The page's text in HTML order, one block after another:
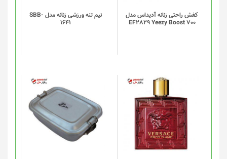
کفش راحتی زنانه آدیداس مدل
EF2829 Yeezy Boost 700
نیم تنه ورزشی زنانه مدل SBB-
1641
گزینه
ها
محصول
انتخاب
شوند